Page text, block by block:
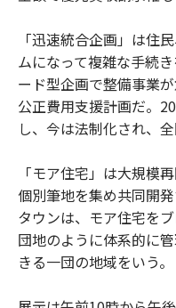
「迅速統合企画」は住
ムになって複雑な手続
ード型企画で整備事業
公正費用支援計画だ。
し、今は法制化され、全
「モア住宅」は大規模
個別筆地を集め共同開
タウンは、モア住宅を
団地のように体系的に
きる一団の地域をいう。